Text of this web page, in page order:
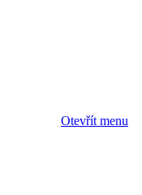
Otevřít menu